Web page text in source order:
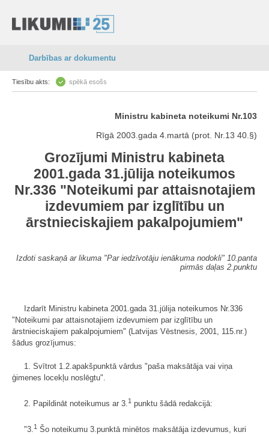
Darbības ar dokumentu
Tiesību akts: spēkā esošs
Ministru kabineta noteikumi Nr.103
Rīgā 2003.gada 4.martā (prot. Nr.13 40.§)
Grozījumi Ministru kabineta
2001.gada 31.jūlija noteikumos
Nr.336 "Noteikumi par attaisnotajiem
izdevumiem par izglītību un
ārstnieciskajiem pakalpojumiem"
Izdoti saskaņā ar likuma "Par iedzīvotāju ienākuma nodokli" 10.panta
pirmās daļas 2.punktu
Izdarīt Ministru kabineta 2001.gada 31.jūlija noteikumos Nr.336
"Noteikumi par attaisnotajiem izdevumiem par izglītību un
ārstnieciskajiem pakalpojumiem" (Latvijas Vēstnesis, 2001, 115.nr.)
šādus grozījumus:
1. Svītrot 1.2.apakšpunktā vārdus "paša maksātāja vai viņa
ģimenes locekļu noslēgtu".
2. Papildināt noteikumus ar 3. 1 punktu šādā redakcijā:
"3.1 Šo noteikumu 3.punktā minētos maksātāja izdevumus, kuri